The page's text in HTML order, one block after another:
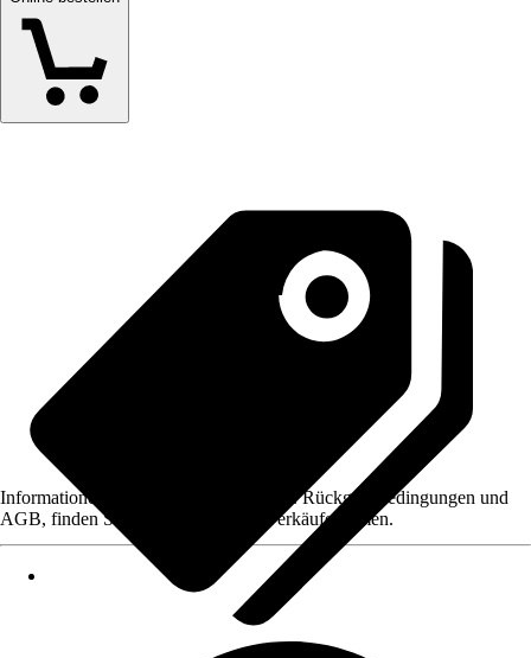
Informationen des Verkäufers, wie z. B. Rückgabebedingungen und
AGB, finden Sie bei Klick auf den Verkäufernamen.